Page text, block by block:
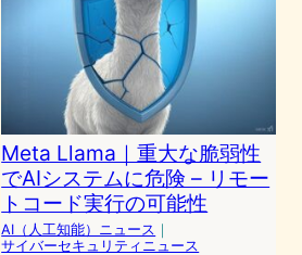
Meta Llama｜重大な脆弱性
でAIシステムに危険 – リモー
トコード実行の可能性
AI（人工知能）ニュース ｜
サイバーセキュリティニュース